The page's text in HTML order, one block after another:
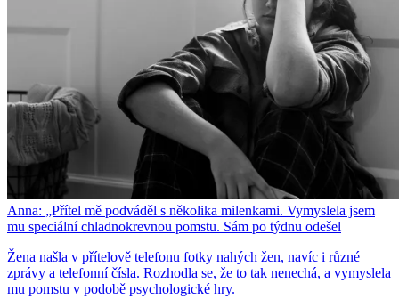
Anna: „Přítel mě podváděl s několika milenkami. Vymyslela jsem
mu speciální chladnokrevnou pomstu. Sám po týdnu odešel
Žena našla v přítelově telefonu fotky nahých žen, navíc i různé
zprávy a telefonní čísla. Rozhodla se, že to tak nenechá, a vymyslela
mu pomstu v podobě psychologické hry.